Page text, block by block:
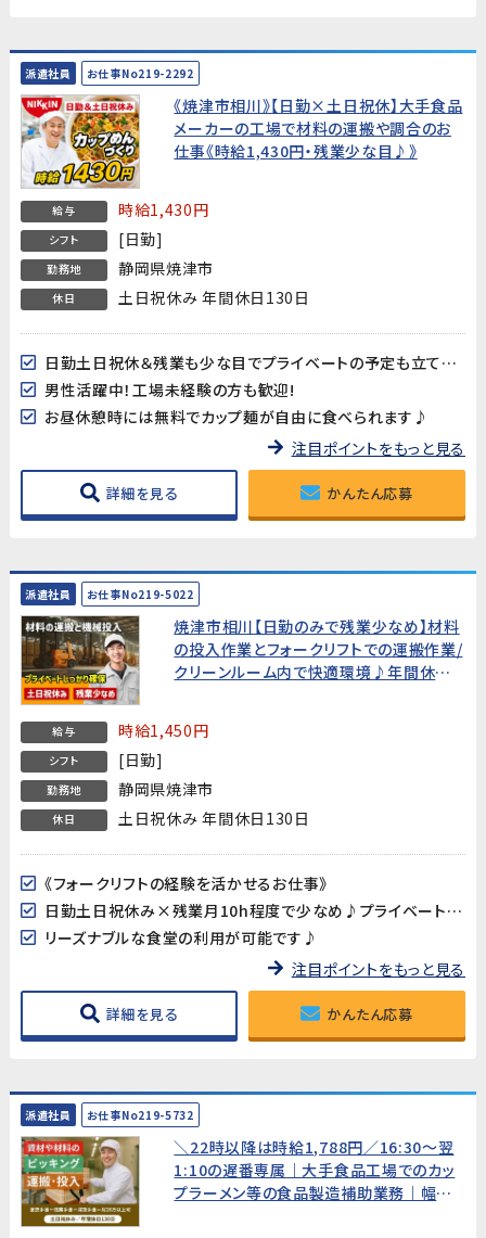
派遣社員 お仕事No219-2292
《焼津市相川》【日勤×土日祝休】大手食品
メーカーの工場で材料の運搬や調合のお
仕事《時給1,430円・残業少な目♪》
給与 時給1,430円
シフト [日勤]
勤務地 静岡県焼津市
休日 土日祝休み 年間休日130日
日勤土日祝休＆残業も少な目でプライベートの予定も立てやすい♪年間休日130日!
男性活躍中！工場未経験の方も歓迎!
お昼休憩時には無料でカップ麺が自由に食べられます♪
注目ポイントをもっと見る
詳細を見る かんたん応募
派遣社員 お仕事No219-5022
焼津市相川【日勤のみで残業少なめ】材料
の投入作業とフォークリフトでの運搬作業/
クリーンルーム内で快適環境♪年間休日
給与 時給1,450円
シフト [日勤]
勤務地 静岡県焼津市
休日 土日祝休み 年間休日130日
《フォークリフトの経験を活かせるお仕事》
日勤土日祝休み×残業月10h程度で少なめ♪プライベートの予定も立て易い!年間休日130日
リーズナブルな食堂の利用が可能です♪
注目ポイントをもっと見る
詳細を見る かんたん応募
派遣社員 お仕事No219-5732
＼22時以降は時給1,788円／16:30～翌
1:10の遅番専属｜大手食品工場でのカッ
プラーメン等の食品製造補助業務｜幅広